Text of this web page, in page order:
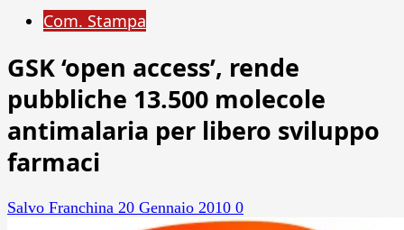
Com. Stampa
GSK ‘open access’, rende
pubbliche 13.500 molecole
antimalaria per libero sviluppo
farmaci
Salvo Franchina 20 Gennaio 2010 0